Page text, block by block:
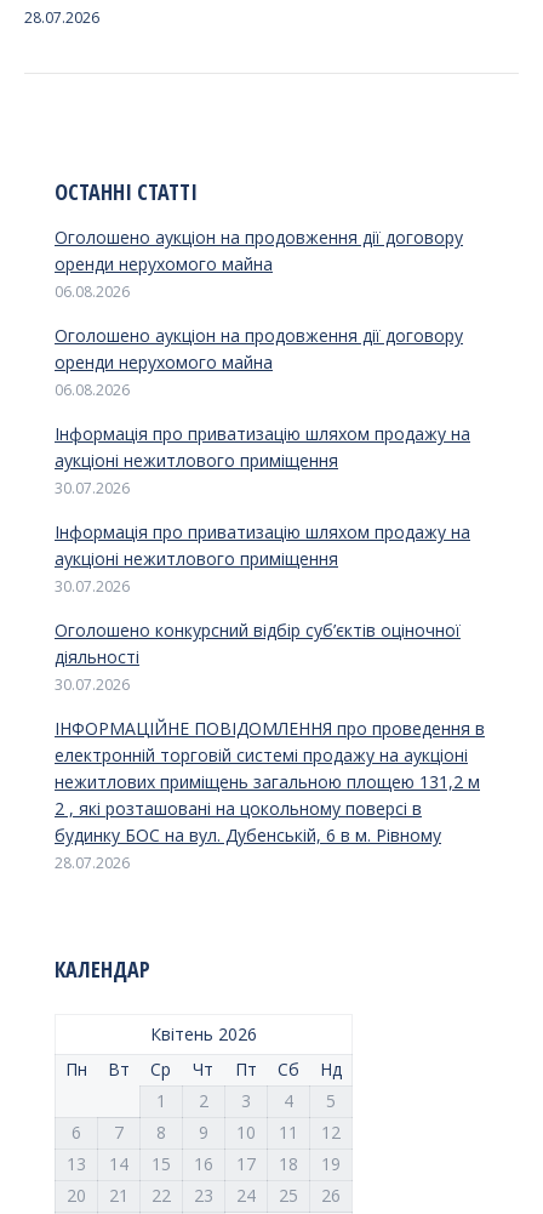
28.07.2026
ОСТАННІ СТАТТІ
Оголошено аукціон на продовження дії договору
оренди нерухомого майна
06.08.2026
Оголошено аукціон на продовження дії договору
оренди нерухомого майна
06.08.2026
Інформація про приватизацію шляхом продажу на
аукціоні нежитлового приміщення
30.07.2026
Інформація про приватизацію шляхом продажу на
аукціоні нежитлового приміщення
30.07.2026
Оголошено конкурсний відбір суб’єктів оціночної
діяльності
30.07.2026
ІНФОРМАЦІЙНЕ ПОВІДОМЛЕННЯ про проведення в
електронній торговій системі продажу на аукціоні
нежитлових приміщень загальною площею 131,2 м
2 , які розташовані на цокольному поверсі в
будинку БОС на вул. Дубенській, 6 в м. Рівному
28.07.2026
КАЛЕНДАР
Квітень 2026
Пн
Вт Ср Чт Пт Сб Нд
1 2 3 4
5
6
7 8 9 10 11
12
13
14 15 16 17 18
19
20
21 22 23 24 25
26